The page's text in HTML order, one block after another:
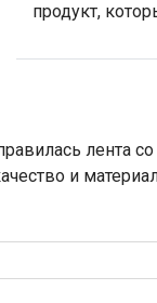
продукт,
лента
и